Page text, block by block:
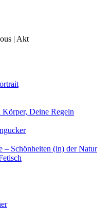
| Akt
Deine Regeln
– Schönheiten (in) der Natur